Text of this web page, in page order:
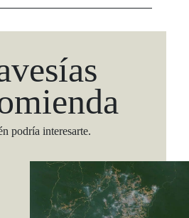
podría interesarte.
recibe cada semana